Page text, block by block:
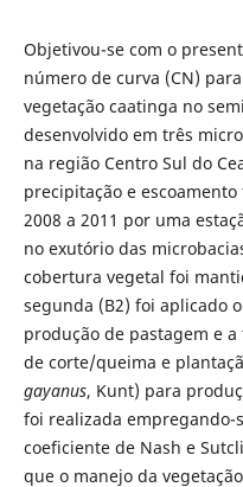
Objetivou-se com o
número de curva (CN)
vegetação caatinga no
desenvolvido em três
na região Centro Sul do
precipitação e
2008 a 2011 por uma
no exutório das
cobertura vegetal foi
segunda (B2) foi aplicado
produção de pastagem e
de corte/queima e
gayanus, Kunt) para
foi realizada empregando-
coeficiente de Nash e
que o manejo da